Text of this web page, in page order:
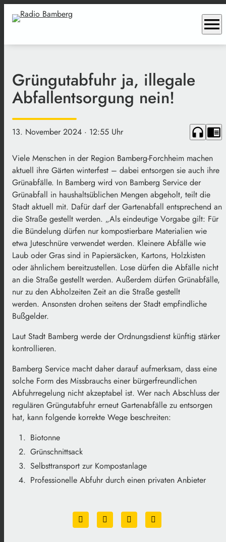
menu
Grüngutabfuhr ja, illegale
Abfallentsorgung nein!
13. November 2024 · 12:55 Uhr headphones chrome_reader_mode
Viele Menschen in der Region Bamberg-Forchheim machen
aktuell ihre Gärten winterfest – dabei entsorgen sie auch ihre
Grünabfälle. In Bamberg wird von Bamberg Service der
Grünabfall in haushaltsüblichen Mengen abgeholt, teilt die
Stadt aktuell mit. Dafür darf der Gartenabfall entsprechend an
die Straße gestellt werden. „Als eindeutige Vorgabe gilt: Für
die Bündelung dürfen nur kompostierbare Materialien wie
etwa Juteschnüre verwendet werden. Kleinere Abfälle wie
Laub oder Gras sind in Papiersäcken, Kartons, Holzkisten
oder ähnlichem bereitzustellen. Lose dürfen die Abfälle nicht
an die Straße gestellt werden. Außerdem dürfen Grünabfälle,
nur zu den Abholzeiten Zeit an die Straße gestellt
werden. Ansonsten drohen seitens der Stadt empfindliche
Bußgelder.
Laut Stadt Bamberg werde der Ordnungsdienst künftig stärker
kontrollieren.
Bamberg Service macht daher darauf aufmerksam, dass eine
solche Form des Missbrauchs einer bürgerfreundlichen
Abfuhrregelung nicht akzeptabel ist. Wer nach Abschluss der
regulären Grüngutabfuhr erneut Gartenabfälle zu entsorgen
hat, kann folgende korrekte Wege beschreiten:
Biotonne
Grünschnittsack
Selbsttransport zur Kompostanlage
Professionelle Abfuhr durch einen privaten Anbieter